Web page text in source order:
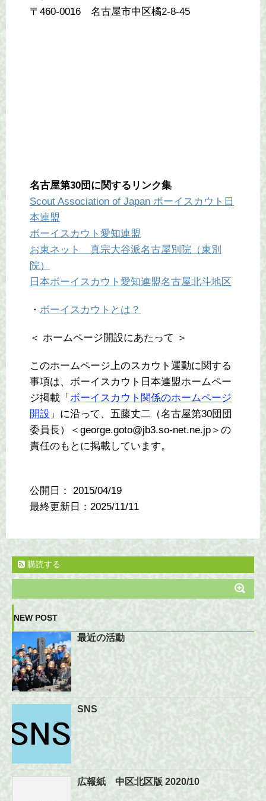
〒460-0016 名古屋市中区橘2-8-45
名古屋第30団に関するリンク集
Scout Association of Japan ボーイスカウト日
本連盟
ボーイスカウト愛知連盟
お東ネット 真宗大谷派名古屋別院（東別
院）
日本ボーイスカウト愛知連盟名古屋北斗地区
・ ボーイスカウトとは？
＜ ホームページ開設にあたって ＞
このホームページ上のスカウト運動に関する
事項は、ボーイスカウト日本連盟ホームペー
ジ掲載「 ボーイスカウト関係のホームページ
開設 」に沿って、五藤丈二（名古屋第30団団
委員長）＜george.goto@jb3.so-net.ne.jp＞の
責任のもとに掲載しています。
公開日： 2015/04/19
最終更新日：2025/11/11
購読する
NEW POST
最近の活動
SNS
広報紙 中区北区版 2020/10